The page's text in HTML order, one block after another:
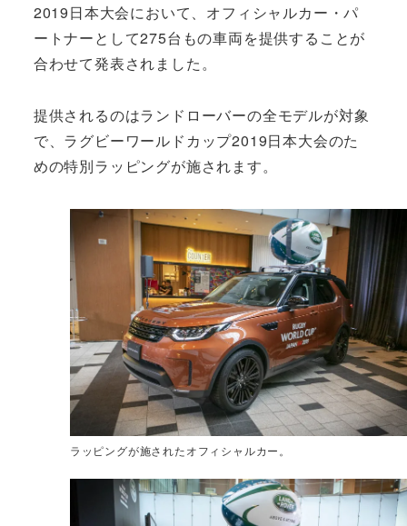
2019日本大会において、オフィシャルカー・パ
ートナーとして275台もの車両を提供することが
合わせて発表されました。
提供されるのはランドローバーの全モデルが対象
で、ラグビーワールドカップ2019日本大会のた
めの特別ラッピングが施されます。
ラッピングが施されたオフィシャルカー。